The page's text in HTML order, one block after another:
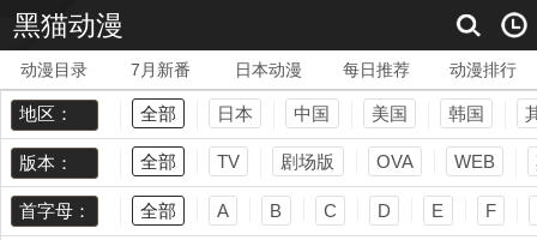
黑猫动漫
动漫目录 7月新番 日本动漫 每日推荐 动漫排行
地区： 全部 日本 中国 美国 韩国
版本： 全部 TV 剧场版 OVA WEB
首字母： 全部 A B C D E F